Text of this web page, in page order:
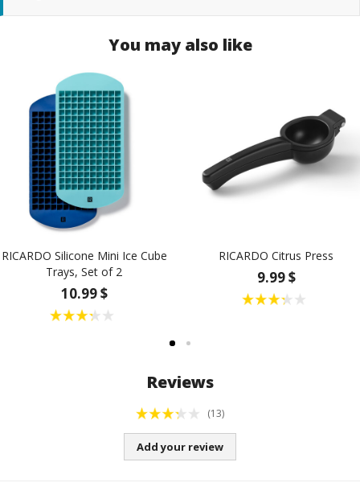
You may also like
RICARDO Silicone Mini Ice Cube
Trays, Set of 2
10.99 $
RICARDO Citrus Press
9.99 $
Reviews
(13)
Add your review